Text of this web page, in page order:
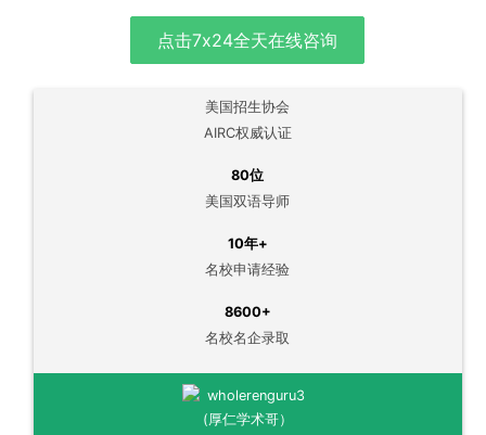
点击7x24全天在线咨询
美国招生协会
AIRC权威认证
80位
美国双语导师
10年+
名校申请经验
8600+
名校名企录取